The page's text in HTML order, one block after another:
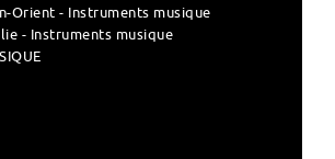
Orient - Instruments musique
- Instruments musique